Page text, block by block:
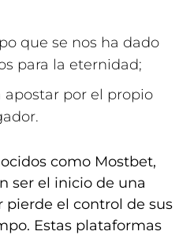
que se nos ha dado
para la eternidad;
apostar por el propio
como Mostbet,
ser el inicio de una
pierde el control de sus
Estas plataformas